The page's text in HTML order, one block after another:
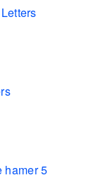
hamer 5